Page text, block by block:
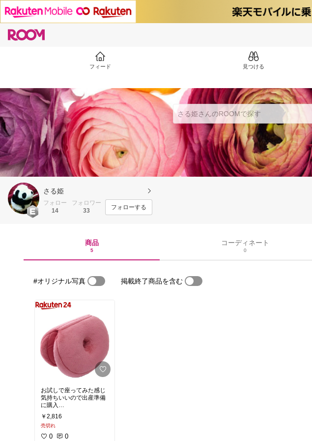
フィード 見つける
さる姫
フォロー
14
フォロワー
33
フォローする
商品
5
コーディネート
0
#オリジナル写真 掲載終了商品を含む
お試しで座ってみた感じ
気持ちいいので出産準備
に購入
生まれたら骨盤矯正的に
￥2,816
売切れ
0 0